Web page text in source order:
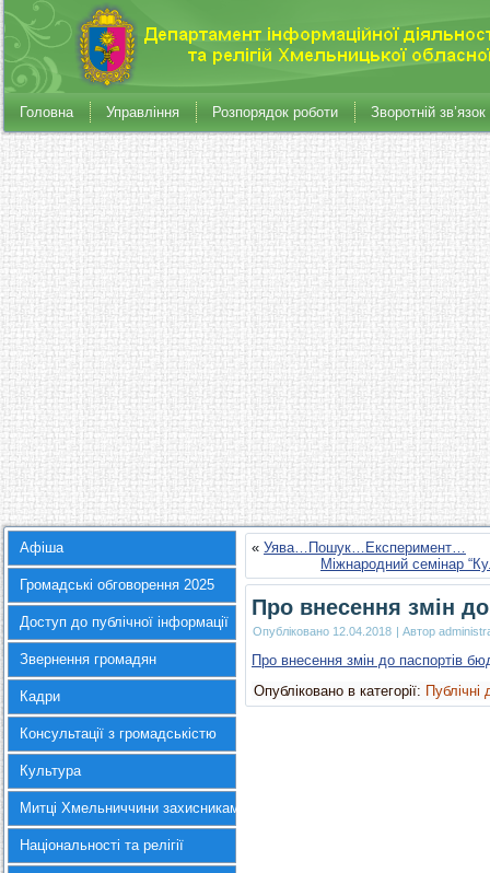
Головна Управління Розпорядок роботи Зворотній зв’язок
Афіша
Громадські обговорення 2025
Доступ до публічної інформації
Звернення громадян
Кадри
Консультації з громадськістю
Культура
Митці Хмельниччини захисникам України
Національності та релігії
« Уява…Пошук…Експеримент…
Міжнародний семінар
Про внесення змін
Опубліковано 12.04.2018 | Автор
Про внесення змін до паспортів
Опубліковано в категорії: Публічні